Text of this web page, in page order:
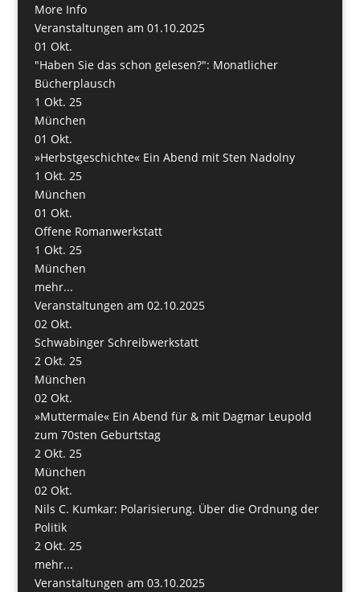
More Info
Veranstaltungen am 01.10.2025
01 Okt.
"Haben Sie das schon gelesen?": Monatlicher
Bücherplausch
1 Okt. 25
München
01 Okt.
»Herbstgeschichte« Ein Abend mit Sten Nadolny
1 Okt. 25
München
01 Okt.
Offene Romanwerkstatt
1 Okt. 25
München
mehr...
Veranstaltungen am 02.10.2025
02 Okt.
Schwabinger Schreibwerkstatt
2 Okt. 25
München
02 Okt.
»Muttermale« Ein Abend für & mit Dagmar Leupold
zum 70sten Geburtstag
2 Okt. 25
München
02 Okt.
Nils C. Kumkar: Polarisierung. Über die Ordnung der
Politik
2 Okt. 25
mehr...
Veranstaltungen am 03.10.2025